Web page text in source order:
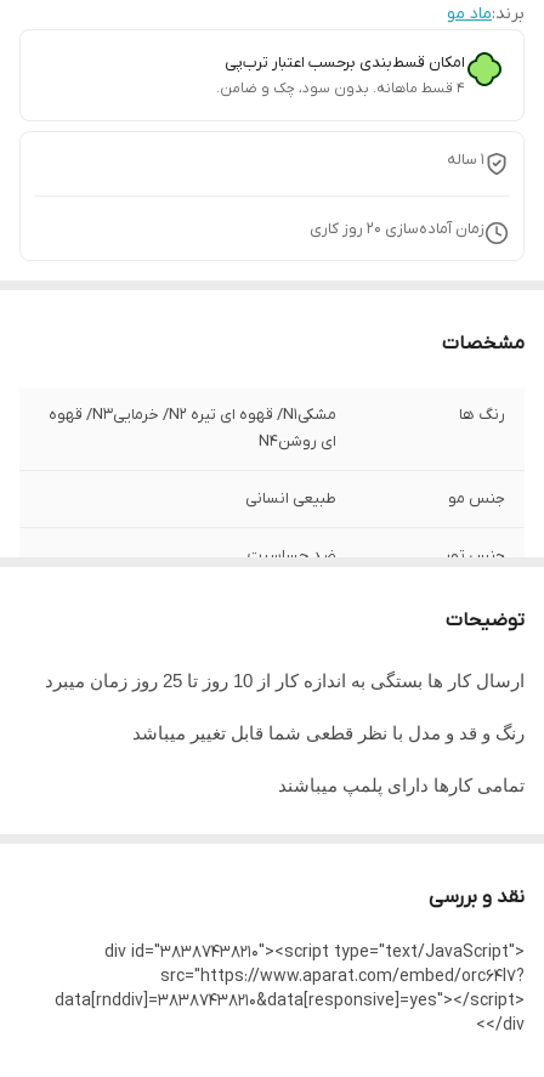
برند:ماد مو
امکان قسط‌بندی برحسب اعتبار ترب‌پی
۴ قسط ماهانه. بدون سود، چک و ضامن.
1 ساله
زمان آماده‌سازی 20 روز کاری
مشخصات
رنگ ها
مشکیN1/ قهوه ای تیره N2/ خرماییN3/ قهوه
ای روشنN4
جنس مو طبیعی انسانی
جنس تور ضد حساسیت
توضیحات
ارسال کار ها بستگی به اندازه کار از 10 روز تا 25 روز زمان میبرد
رنگ و قد و مدل با نظر قطعی شما قابل تغییر میباشد
تمامی کارها دارای پلمپ میباشند
در صورت داشتن سوال میتوانید از پشتیبان های ما راهنمایی دریافت
تمامی کار ها بافت دست میباشد و کار هنری به حساب میاید پس
لطفا در گرفتن سریع کار عجله نفرمایید
نقد و بررسی
<div id="38387438210"><script type="text/JavaScript"
src="https://www.aparat.com/embed/orc64l7?
data[rnddiv]=38387438210&data[responsive]=yes"></script>
</div>